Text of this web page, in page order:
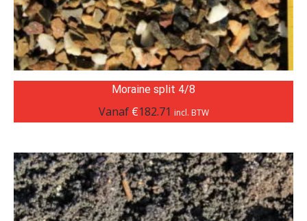
Moraine split 4/8
Vanaf €182.71 incl. BTW